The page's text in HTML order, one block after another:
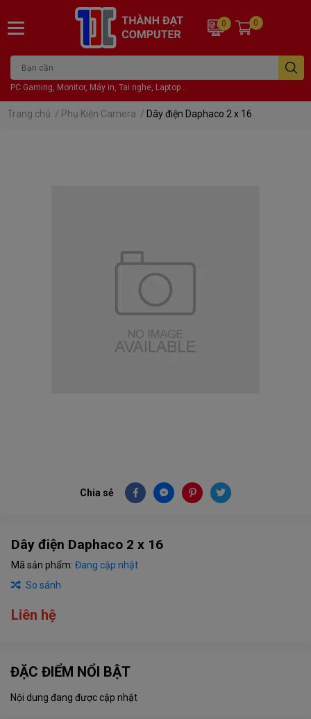
PC Gaming, Monitor, Máy in, Tai nghe, Laptop ...
0 0
Trang chủ / Phụ Kiện Camera / Dây điện Daphaco 2 x 16
Chia sẻ
Dây điện Daphaco 2 x 16
Mã sản phẩm: Đang cập nhật
So sánh
Liên hệ
ĐẶC ĐIỂM NỔI BẬT
Nội dung đang được cập nhật